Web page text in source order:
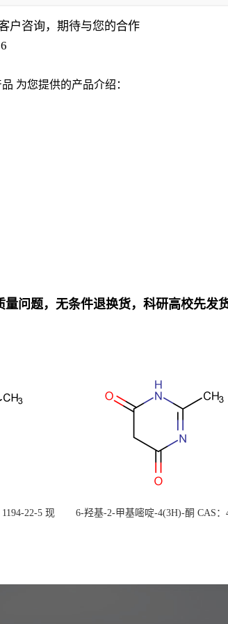
户咨询，期待与您的合作
为您提供的产品介绍 ：
量问题，无条件退换货， 科研高校先发
22-5 现
6-羟基-2-甲基嘧啶-4(3H)-酮 CAS：